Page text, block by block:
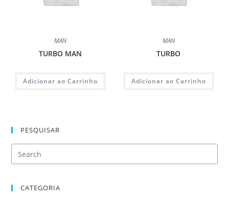
MAN
TURBO MAN
Adicionar ao Carrinho
MAN
TURBO
Adicionar ao Carrinho
PESQUISAR
CATEGORIA